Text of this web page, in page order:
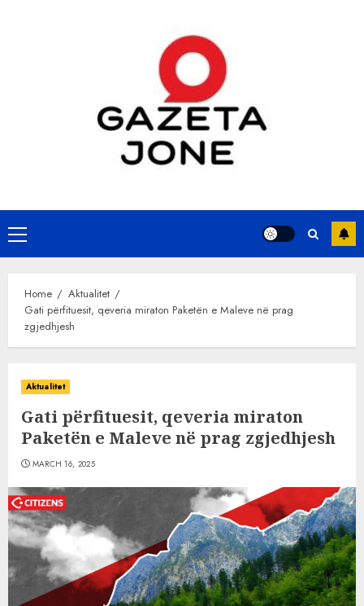
Primary
Menu
Home
Aktualitet
Gati përfituesit, qeveria miraton Paketën e Maleve në prag
zgjedhjesh
Aktualitet
Gati përfituesit, qeveria miraton
Paketën e Maleve në prag zgjedhjesh
MARCH 16, 2025